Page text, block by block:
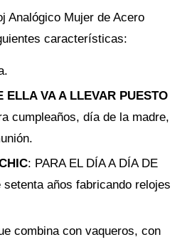
Analógico Mujer de Acero
características:
ELLA VA A LLEVAR PUESTO
cumpleaños, día de la madre,
: PARA EL DÍA A DÍA DE
años fabricando relojes
combina con vaqueros, con